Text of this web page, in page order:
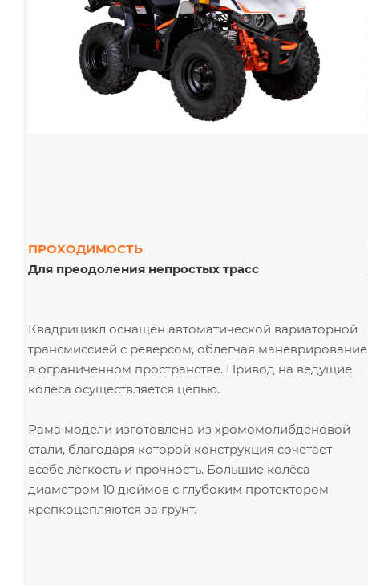
ПРОХОДИМОСТЬ
Для преодоления непростых трасс
Квадрицикл оснащён автоматической вариаторной
трансмиссией с реверсом, облегчая маневрирование
в ограниченном пространстве. Привод на ведущие
колёса осуществляется цепью.
Рама модели изготовлена из хромомолибденовой
стали, благодаря которой конструкция сочетает
всебе лёгкость и прочность. Большие колёса
диаметром 10 дюймов с глубоким протектором
крепкоцепляются за грунт.